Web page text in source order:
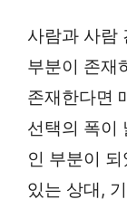
사람과 사람
부분이 존재
존재한다면
선택의 폭이
인 부분이
있는 상대,